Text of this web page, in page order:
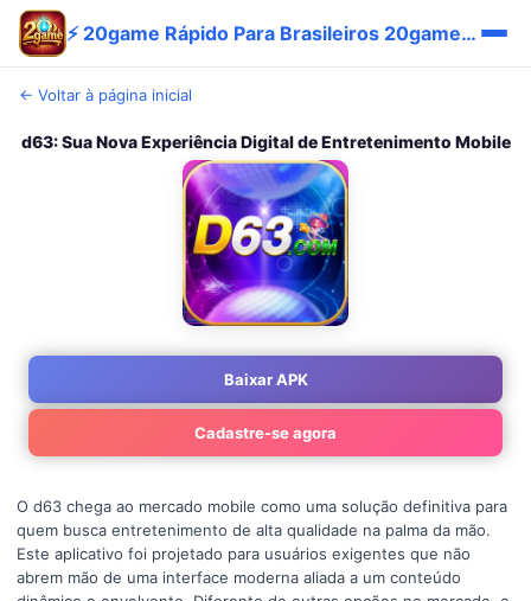
⚡ 20game Rápido Para Brasileiros 20game Vantagem Bônus App
← Voltar à página inicial
d63: Sua Nova Experiência Digital de Entretenimento Mobile
Baixar APK
Cadastre-se agora
O d63 chega ao mercado mobile como uma solução definitiva para
quem busca entretenimento de alta qualidade na palma da mão.
Este aplicativo foi projetado para usuários exigentes que não
abrem mão de uma interface moderna aliada a um conteúdo